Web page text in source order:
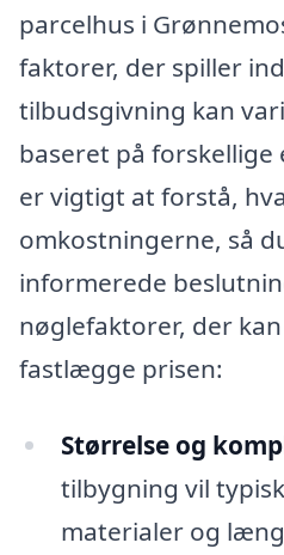
parcelhus i
faktorer, der spiller
tilbudsgivning kan
baseret på forskellige
er vigtigt at forstå,
omkostningerne, så
informerede
nøglefaktorer, der
fastlægge prisen:
Størrelse og
tilbygning vil
materialer og